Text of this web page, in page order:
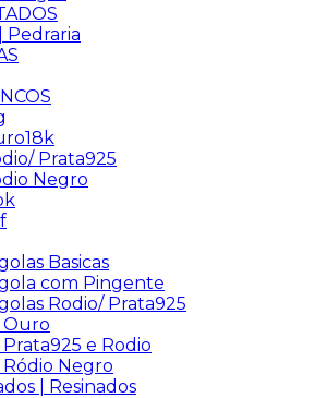
Pedraria
Prata925
Negro
Basicas
com Pingente
Rodio/ Prata925
Ouro
e Rodio
Ródio Negro
| Resinados